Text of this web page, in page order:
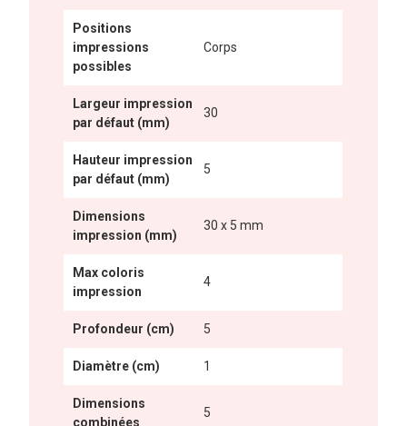
Positions
impressions
possibles
Corps
Largeur impression
par défaut (mm)
30
Hauteur impression
par défaut (mm)
5
Dimensions
impression (mm)
30 x 5 mm
Max coloris
impression
4
Profondeur (cm) 5
Diamètre (cm) 1
Dimensions
combinées
5